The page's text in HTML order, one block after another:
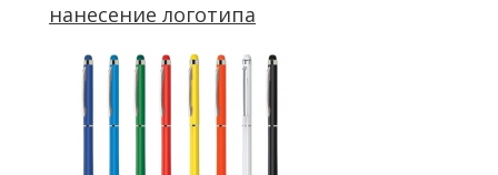
нанесение логотипа